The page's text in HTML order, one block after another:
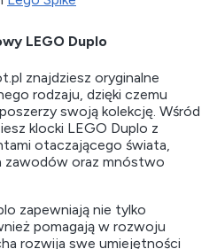
LEGO Duplo
znajdziesz oryginalne
rodzaju, dzięki czemu
swoją kolekcję. Wśród
klocki LEGO Duplo z
otaczającego świata,
zawodów oraz mnóstwo
zapewniają nie tylko
pomagają w rozwoju
rozwija swe umiejętności